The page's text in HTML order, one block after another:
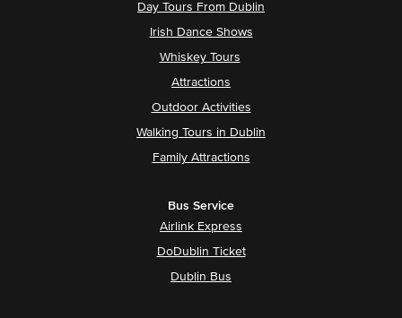
Day Tours From Dublin
Irish Dance Shows
Whiskey Tours
Attractions
Outdoor Activities
Walking Tours in Dublin
Family Attractions
Bus Service
Airlink Express
DoDublin Ticket
Dublin Bus